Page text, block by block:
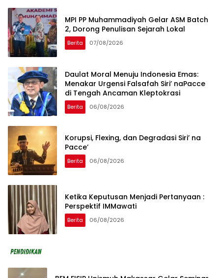
MPI PP Muhammadiyah Gelar ASM Batch
2, Dorong Penulisan Sejarah Lokal
Berita 07/08/2026
Daulat Moral Menuju Indonesia Emas:
Menakar Urgensi Falsafah Siri’ naPacce
di Tengah Ancaman Kleptokrasi
Berita 06/08/2026
Korupsi, Flexing, dan Degradasi Siri’ na
Pacce’
Berita 06/08/2026
Ketika Keputusan Menjadi Pertanyaan :
Perspektif IMMawati
Berita 06/08/2026